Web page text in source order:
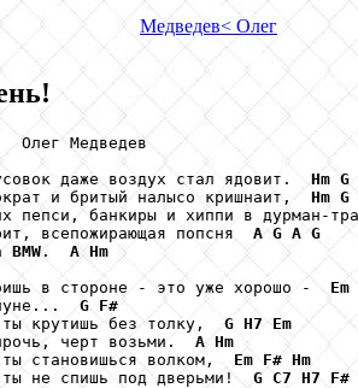
Медведев< Олег
Олег Медведев
даже воздух стал ядовит. Hm G
и бритый налысо кришнаит, Hm G
пепси, банкиры и хиппи в дурман-
всепожирающая попсня A G A G
BMW. A Hm
в стороне - это уже хорошо - Em
луне... G F#
ты крутишь без толку, G H7
Em
черт возьми. A Hm
становишься волком, Em F# Hm
не спишь под дверьми! G C7 H7 F#